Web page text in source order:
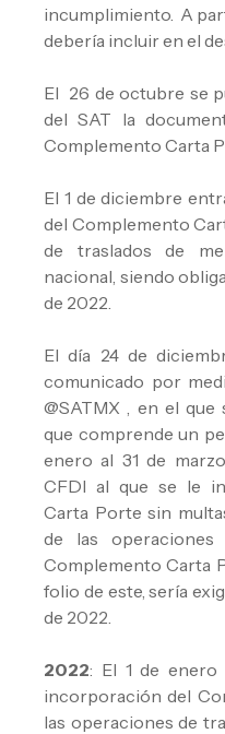
incumplimiento. A
debería incluir en el
El 26 de octubre se
del SAT la
Complemento Carta
El 1 de diciembre
del Complemento
de traslados de
nacional, siendo
de 2022.
El día 24 de
comunicado por
@SATMX , en el
que comprende un
enero al 31 de
CFDI al que se le
Carta Porte sin
de las
Complemento Carta
folio de este, sería
de 2022.
2022: El 1 de enero
incorporación del
las operaciones de